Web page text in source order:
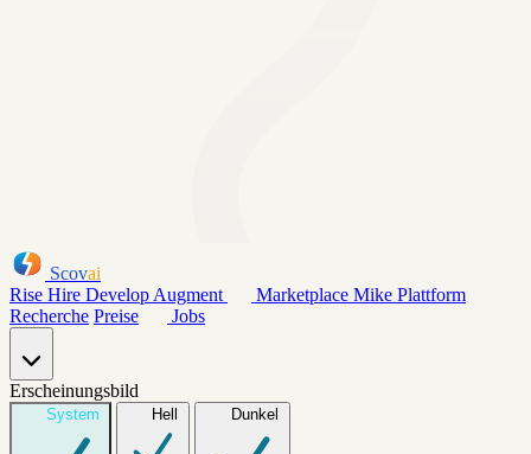
Scovai
Rise Hire Develop Augment Marketplace Mike Plattform
Recherche Preise Jobs
Erscheinungsbild
System Hell Dunkel